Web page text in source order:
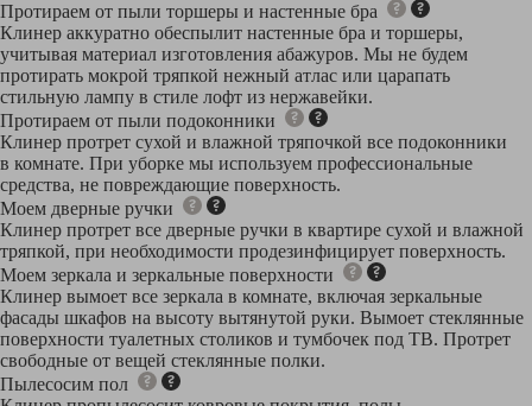
Протираем от пыли торшеры и настенные бра
Клинер аккуратно обеспылит настенные бра и торшеры,
учитывая материал изготовления абажуров. Мы не будем
протирать мокрой тряпкой нежный атлас или царапать
стильную лампу в стиле лофт из нержавейки.
Протираем от пыли подоконники
Клинер протрет сухой и влажной тряпочкой все подоконники
в комнате. При уборке мы используем профессиональные
средства, не повреждающие поверхность.
Моем дверные ручки
Клинер протрет все дверные ручки в квартире сухой и влажной
тряпкой, при необходимости продезинфицирует поверхность.
Моем зеркала и зеркальные поверхности
Клинер вымоет все зеркала в комнате, включая зеркальные
фасады шкафов на высоту вытянутой руки. Вымоет стеклянные
поверхности туалетных столиков и тумбочек под ТВ. Протрет
свободные от вещей стеклянные полки.
Пылесосим пол